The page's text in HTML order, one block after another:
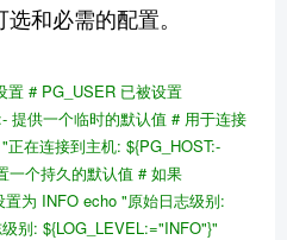
和必需的配置。
置 # PG_USER 已被设置
提供一个临时的默认值 # 用于连接
"正在连接到主机: ${PG_HOST:-
一个持久的默认值 # 如果
置为 INFO echo "原始日志级别:
别: ${LOG_LEVEL:="INFO"}"